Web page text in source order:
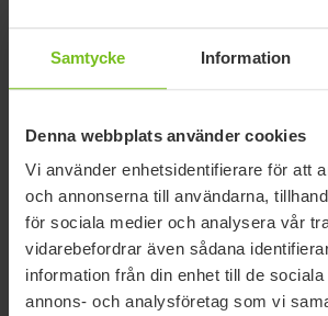
Samtycke Information
Denna webbplats använder cookies
Vi använder enhetsidentifierare för att
och annonserna till användarna,
för sociala medier och analysera vår
vidarebefordrar även sådana
information från din enhet till de
annons- och analysföretag som vi
Dokument
Nedladdning av manualer är endast avsedda
Läsarens diskretion rekommenderas att
lämplig översättning.
Typ av dokument
Val av dokument